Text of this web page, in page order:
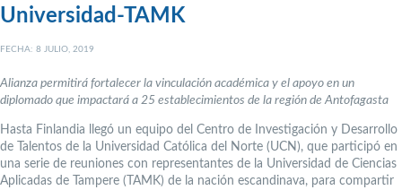
Universidad-TAMK
FECHA: 8 JULIO, 2019
Alianza permitirá fortalecer la vinculación académica y el apoyo en un
diplomado que impactará a 25 establecimientos de la región de Antofagasta
Hasta Finlandia llegó un equipo del Centro de Investigación y Desarrollo
de Talentos de la Universidad Católica del Norte (UCN), que participó en
una serie de reuniones con representantes de la Universidad de Ciencias
Aplicadas de Tampere (TAMK) de la nación escandinava, para compartir